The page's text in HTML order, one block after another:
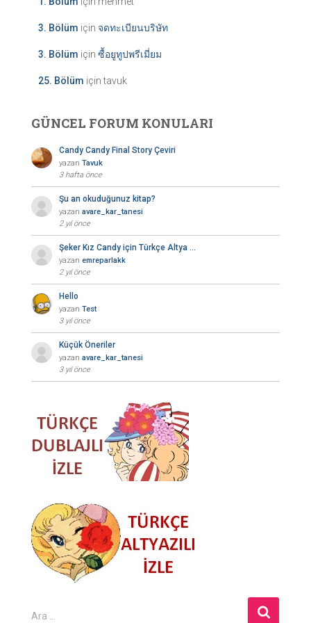
3. Bölüm için จดทะเบียนบริษัท
3. Bölüm için ซื้อยูทูปพรีเมี่ยม
25. Bölüm içintavuk
GÜNCEL FORUM KONULARI
Candy Candy Final Story Çeviri
yazan Tavuk
3 hafta önce
Şu an okuduğunuz kitap?
yazan avare_kar_tanesi
2 yıl önce
Şeker Kız Candy için Türkçe Altya …
yazan emreparlakk
2 yıl önce
Hello
yazan Test
3 yıl önce
Küçük Öneriler
yazan avare_kar_tanesi
3 yıl önce
A
Ara …